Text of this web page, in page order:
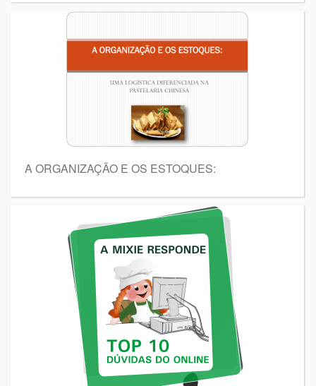
A ORGANIZAÇÃO E OS ESTOQUES: